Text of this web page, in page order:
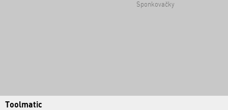
Sponkovačky
Toolmatic